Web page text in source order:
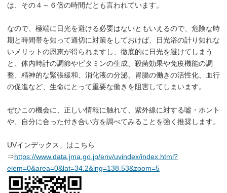
は、その４～６倍の時間だとも言われています。
なので、極端に日光を避ける必要はないともいえるので、危険な時
期と時間帯を知って適切に対策をしておけば、日光浴の計り知れな
いメリットの恩恵が得られますし、徹底的に日光を避けてしまう
と、体内時計の調節やビタミンの生成、殺菌効果や免疫機能の調
整、精神的な緊張緩和、消化液の分泌、胃腸の働きの活性化、血行
の促進など、生命にとって重要な働きを阻害してしまいます。
ぜひこの機会に、正しい情報に触れて、紫外線に対する嘘・ホント
や、自分に合った付き合い方を調べてみることを強く推奨します。
UVインデックス」はこちら
⇒https://www.data.jma.go.jp/env/uvindex/index.html?
elem=0&area=0&lat=34.2&lng=138.53&zoom=5